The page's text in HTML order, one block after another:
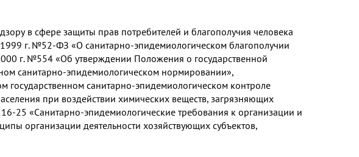
в сфере защиты прав потребителей и благополучия человека
г. №52-ФЗ «О санитарно-эпидемиологическом благополучии
г. №554 «Об утверждении Положения о государственной
санитарно-эпидемиологическом нормировании»,
санитарно-эпидемиологическом контроле
при воздействии химических веществ, загрязняющих
25 «Санитарно-эпидемиологические требования к организации и
организации деятельности хозяйствующих субъектов,